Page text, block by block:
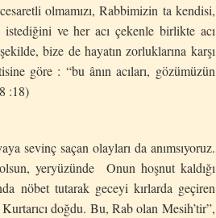
olmamızı, Rabbimizin ta kendisi,
ve her acı çekenle birlikte acı
bize de hayatın zorluklarına karşı
göre : “bu ânın acıları, gözümüzün
:18)
sevinç saçan olayları da anımsıyoruz.
yeryüzünde Onun hoşnut kaldığı
nöbet tutarak geceyi kırlarda geçiren
doğdu. Bu, Rab olan Mesih’tir”,